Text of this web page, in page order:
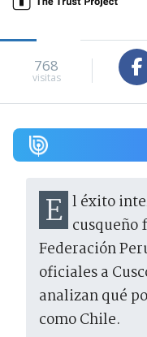
768
visitas
El éxito internacional del club cusqueño
Federación
oficiales a
analizan qué
como Chile.